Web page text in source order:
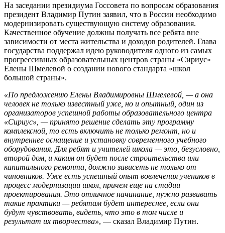
На заседании президиума Госcовета по вопросам образования
президент Владимир Путин заявил, что в России необходимо
модернизировать существующую систему образования.
Качественное обучение должны получать все ребята вне
зависимости от места жительства и доходов родителей. Глава
государства поддержал идею руководителя одного из самых
прогрессивных образовательных центров страны «Сириус»
Елены Шмелевой о создании нового стандарта «школ
большой страны».
«По предложению Елены Владимировны Шмелевой, — а она
человек не только известный уже, но и опытный, один из
организаторов успешной работы образовательного центра
«Сириус», — принято решение сделать эту программу
комплексной, то есть включить не только ремонт, но и
внутреннее оснащение и установку современного учебного
оборудования. Для ребят и учителей школа — это, безусловно,
второй дом, и каким он будет после строительства или
капитального ремонта, должно зависеть не только от
чиновников. Уже есть успешный опыт вовлечения учеников в
процесс модернизации школ, причем еще на стадии
проектирования. Это отличное начинание, нужно развивать
такие практики — ребятам будет интереснее, если они
будут чувствовать, видеть, что это в том числе и
результат их творчества», — сказал Владимир Путин.